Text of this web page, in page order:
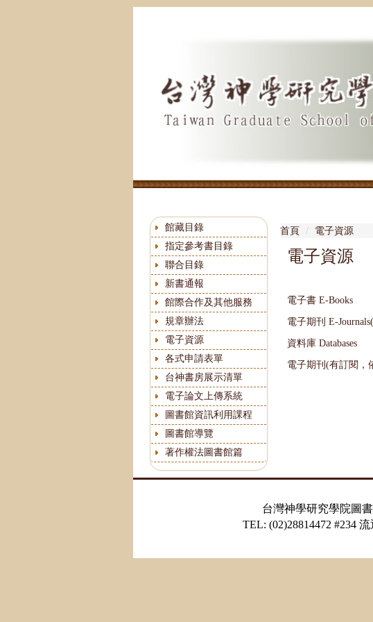
館藏目錄
指定參考書目錄
聯合目錄
新書通報
館際合作及其他服務
規章辦法
電子資源
各式申請表單
台神書房展示清單
電子論文上傳系統
圖書館資訊利用課程
圖書館導覽
著作權法圖書館篇
首頁 電子資源
電子資源
電子書 E-Books
電子期刊 E-
資料庫 Databases
電子期刊(有訂閱，
台灣神學研究學院圖
TEL: (02)28814472 #234 流